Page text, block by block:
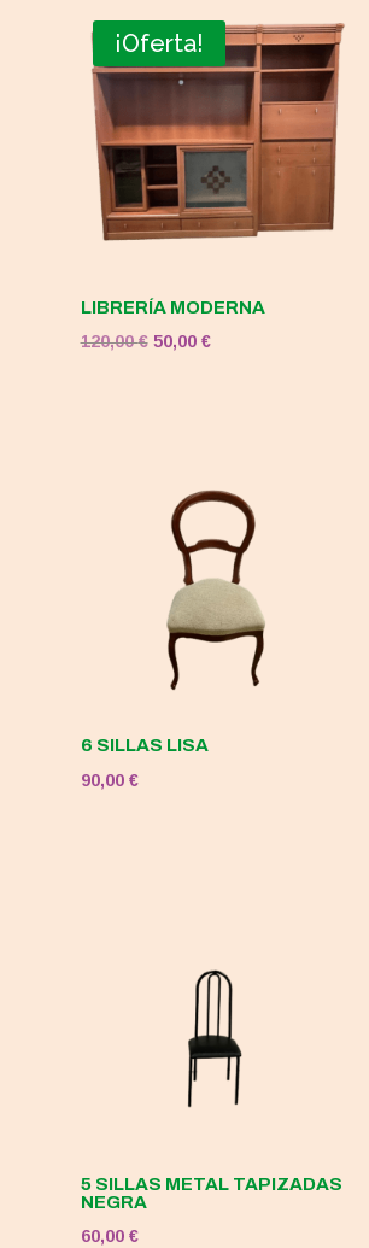
¡Oferta!
LIBRERÍA MODERNA
120,00€ El
50,00 €El
6 SILLAS LISA
90,00 €
5 SILLAS METAL TAPIZADAS
NEGRA
60,00 €